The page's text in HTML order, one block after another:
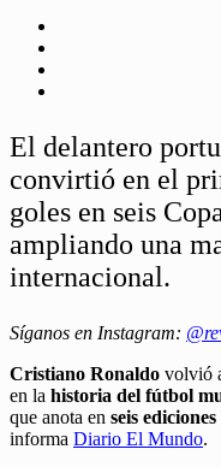
El delantero
convirtió en el
goles en seis
ampliando una
internacional.
Síganos en Instagram:
Cristiano Ronaldo volvió
en la historia del fútbol
que anota en seis
informa Diario El Mundo.